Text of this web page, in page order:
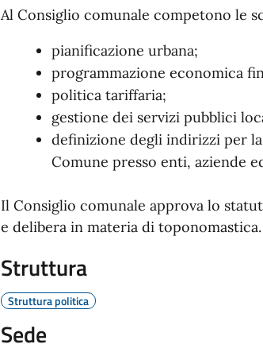
Al Consiglio comunale competono le
pianificazione urbana;
programmazione economica
politica tariffaria;
gestione dei servizi pubblici
definizione degli indirizzi per
Comune presso enti, aziende
Il Consiglio comunale approva lo
e delibera in materia di toponomastica.
Struttura
Struttura politica
Sede